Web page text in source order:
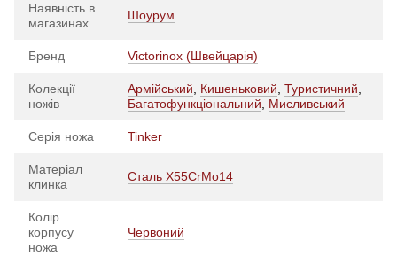
Наявність в
магазинах
Шоурум
Бренд Victorinox (Швейцарія)
Колекції
ножів
Армійський Кишеньковий Туристичний
Багатофункціональний
Мисливський
Серія ножа Tinker
Матеріал
клинка
Сталь X55CrMo14
Колір
корпусу
ножа
Червоний